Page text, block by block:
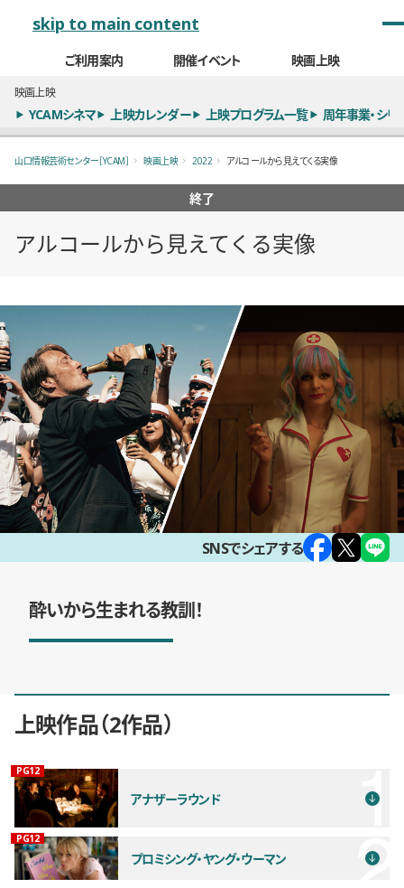
skip to main content
ご利用案内 開催イベント 映画上映
映画上映
YCAMシネマ 上映カレンダー 上映プログラム一覧 周年事業・シリ
山口情報芸術センター［YCAM］ 映画上映 2022 アルコールから見えてくる実像
終了
アルコールから見えてくる実像
概要
SNSでシェアする
酔いから生まれる教訓！
上映作品 2作品
アナザーラウンド
観覧年齢制限
PG12
プロミシング・ヤング・ウーマン
観覧年齢制限
PG12